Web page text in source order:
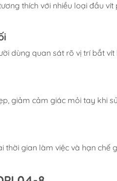
thích với nhiều loại đầu vít
dùng quan sát rõ vị trí bắt
giảm cảm giác mỏi tay khi
thời gian làm việc và hạn chế